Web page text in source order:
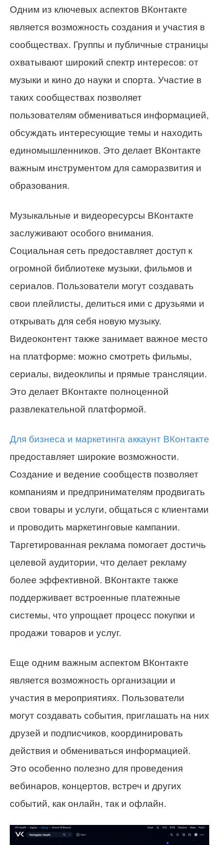
Одним из ключевых аспектов ВКонтакте
является возможность создания и участия в
сообществах. Группы и публичные страницы
охватывают широкий спектр интересов: от
музыки и кино до науки и спорта. Участие в
таких сообществах позволяет
пользователям обмениваться информацией,
обсуждать интересующие темы и находить
единомышленников. Это делает ВКонтакте
важным инструментом для саморазвития и
образования.
Музыкальные и видеоресурсы ВКонтакте
заслуживают особого внимания.
Социальная сеть предоставляет доступ к
огромной библиотеке музыки, фильмов и
сериалов. Пользователи могут создавать
свои плейлисты, делиться ими с друзьями и
открывать для себя новую музыку.
Видеоконтент также занимает важное место
на платформе: можно смотреть фильмы,
сериалы, видеоклипы и прямые трансляции.
Это делает ВКонтакте полноценной
развлекательной платформой.
Для бизнеса и маркетинга аккаунт ВКонтакте
предоставляет широкие возможности.
Создание и ведение сообществ позволяет
компаниям и предпринимателям продвигать
свои товары и услуги, общаться с клиентами
и проводить маркетинговые кампании.
Таргетированная реклама помогает достичь
целевой аудитории, что делает рекламу
более эффективной. ВКонтакте также
поддерживает встроенные платежные
системы, что упрощает процесс покупки и
продажи товаров и услуг.
Еще одним важным аспектом ВКонтакте
является возможность организации и
участия в мероприятиях. Пользователи
могут создавать события, приглашать на них
друзей и подписчиков, координировать
действия и обмениваться информацией.
Это особенно полезно для проведения
вебинаров, концертов, встреч и других
событий, как онлайн, так и офлайн.